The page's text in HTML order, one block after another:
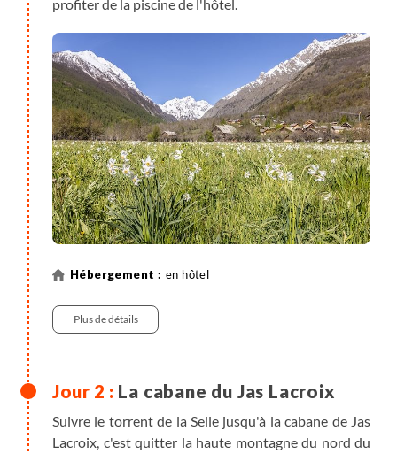
profiter de la piscine de l'hôtel.
en hôtel
Plus de détails
La cabane du Jas Lacroix
Suivre le torrent de la Selle jusqu'à la cabane de Jas
Lacroix, c'est quitter la haute montagne du nord du